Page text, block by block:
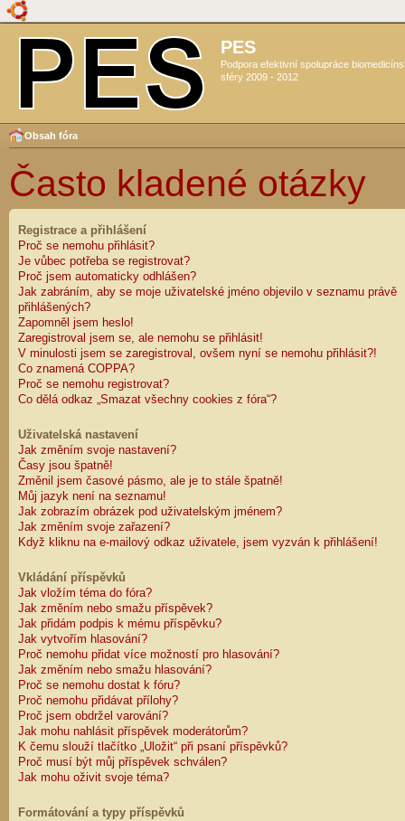
PES
Podpora efektivní spolupráce
sféry 2009 - 2012
Obsah fóra
Často kladené otázky
Registrace a přihlášení
Proč se nemohu přihlásit?
Je vůbec potřeba se registrovat?
Proč jsem automaticky odhlášen?
Jak zabráním, aby se moje uživatelské jméno objevilo v seznamu právě
přihlášených?
Zapomněl jsem heslo!
Zaregistroval jsem se, ale nemohu se přihlásit!
V minulosti jsem se zaregistroval, ovšem nyní se nemohu přihlásit?!
Co znamená COPPA?
Proč se nemohu registrovat?
Co dělá odkaz „Smazat všechny cookies z fóra“?
Uživatelská nastavení
Jak změním svoje nastavení?
Časy jsou špatně!
Změnil jsem časové pásmo, ale je to stále špatně!
Můj jazyk není na seznamu!
Jak zobrazím obrázek pod uživatelským jménem?
Jak změním svoje zařazení?
Když kliknu na e-mailový odkaz uživatele, jsem vyzván k přihlášení!
Vkládání příspěvků
Jak vložím téma do fóra?
Jak změním nebo smažu příspěvek?
Jak přidám podpis k mému příspěvku?
Jak vytvořím hlasování?
Proč nemohu přidat více možností pro hlasování?
Jak změním nebo smažu hlasování?
Proč se nemohu dostat k fóru?
Proč nemohu přidávat přílohy?
Proč jsem obdržel varování?
Jak mohu nahlásit příspěvek moderátorům?
K čemu slouží tlačítko „Uložit“ při psaní příspěvků?
Proč musí být můj příspěvek schválen?
Jak mohu oživit svoje téma?
Formátování a typy příspěvků